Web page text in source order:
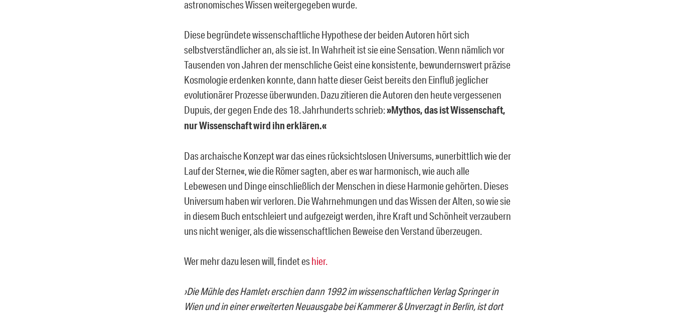
astronomisches Wissen weitergegeben wurde.
Diese begründete wissenschaftliche Hypothese der beiden Autoren hört sich
selbstverständlicher an, als sie ist. In Wahrheit ist sie eine Sensation. Wenn nämlich vor
Tausenden von Jahren der menschliche Geist eine konsistente, bewundernswert präzise
Kosmologie erdenken konnte, dann hatte dieser Geist bereits den Einfluß jeglicher
evolutionärer Prozesse überwunden. Dazu zitieren die Autoren den heute vergessenen
Dupuis, der gegen Ende des 18. Jahrhunderts schrieb:»Mythos, das ist Wissenschaft,
nur Wissenschaft wird ihn erklären.«
Das archaische Konzept war das eines rücksichtslosen Universums, »unerbittlich wie der
Lauf der Sterne«, wie die Römer sagten, aber es war harmonisch, wie auch alle
Lebewesen und Dinge einschließlich der Menschen in diese Harmonie gehörten. Dieses
Universum haben wir verloren. Die Wahrnehmungen und das Wissen der Alten, so wie sie
in diesem Buch entschleiert und aufgezeigt werden, ihre Kraft und Schönheit verzaubern
uns nicht weniger, als die wissenschaftlichen Beweise den Verstand überzeugen.
Wer mehr dazu lesen will, findet eshier.
›Die Mühle des Hamlet‹ erschien dann 1992 im wissenschaftlichen Verlag Springer in
Wien und in einer erweiterten Neuausgabe bei Kammerer & Unverzagt in Berlin, ist dort